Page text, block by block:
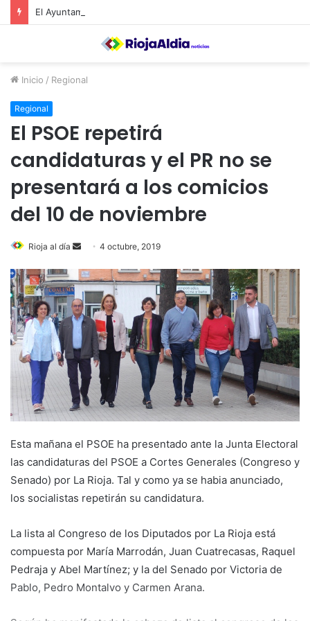
Inicio / Regional
Regional
El PSOE repetirá
candidaturas y el PR no se
presentará a los comicios
del 10 de noviembre
Rioja al día
n
d
a
n
e
m
a
i
l
4 octubre, 2019
Esta mañana el PSOE ha presentado ante la Junta Electoral
las candidaturas del PSOE a Cortes Generales (Congreso y
Senado) por La Rioja. Tal y como ya se habia anunciado,
los socialistas repetirán su candidatura.
La lista al Congreso de los Diputados por La Rioja está
compuesta por María Marrodán, Juan Cuatrecasas, Raquel
Pedraja y Abel Martínez; y la del Senado por Victoria de
Pablo, Pedro Montalvo y Carmen Arana.